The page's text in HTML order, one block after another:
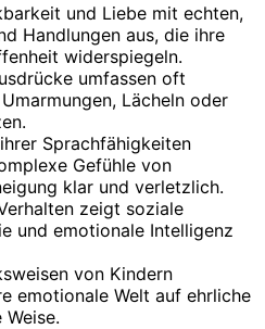
und Liebe mit echten,
Handlungen aus, die ihre
widerspiegeln.
umfassen oft
Lächeln oder
Sprachfähigkeiten
Gefühle von
klar und verletzlich.
zeigt soziale
und emotionale Intelligenz
von Kindern
emotionale Welt auf ehrliche